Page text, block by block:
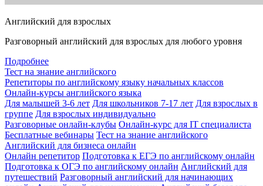
Английский для взрослых
Разговорный английский для взрослых для любого уровня
Подробнее
Тест на знание английского
Репетиторы по английскому языку начальных классов
Онлайн-курсы английского языка
Для малышей 3-6 лет Для школьников 7-17 лет Для взрослых в
группе Для взрослых индивидуально
Разговорные онлайн-клубы Онлайн-курс для IT специалиста
Бесплатные вебинары Тест на знание английского
Английский для бизнеса онлайн
Онлайн репетитор Подготовка к ЕГЭ по английскому онлайн
Подготовка к ОГЭ по английскому онлайн Английский для
путешествий Разговорный английский для начинающих